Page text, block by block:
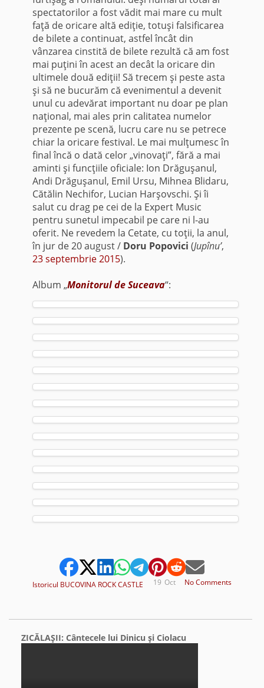
spectatorilor a fost vădit mai mare cu mult
faţă de oricare altă ediţie, totuşi falsificarea
de bilete a continuat, astfel încât din
vânzarea cinstită de bilete rezultă că am fost
mai puţini în acest an decât la oricare din
ultimele două ediţii! Să trecem şi peste asta
şi să ne bucurăm că evenimentul a devenit
unul cu adevărat important nu doar pe plan
naţional, mai ales prin calitatea numelor
prezente pe scenă, lucru care nu se petrece
chiar la oricare festival. Le mai mulţumesc în
final încă o dată celor „vinovaţi”, fără a mai
aminti şi funcţiile oficiale: Ion Drăguşanul,
Andi Drăguşanul, Emil Ursu, Mihnea Blidaru,
Cătălin Nechifor, Lucian Harşovschi. Şi îi
salut cu drag pe cei de la Expert Music
pentru sunetul impecabil pe care ni l-au
oferit. Ne revedem la Cetate, cu toţii, la anul,
în jur de 20 august / Doru Popovici (Jupînu’,
23 septembrie 2015).
Album „Monitorul de Suceava“:
Istoricul BUCOVINA ROCK CASTLE No Comments
Oct
19
ZICĂLAŞII: Cântecele lui Dinicu şi Ciolacu